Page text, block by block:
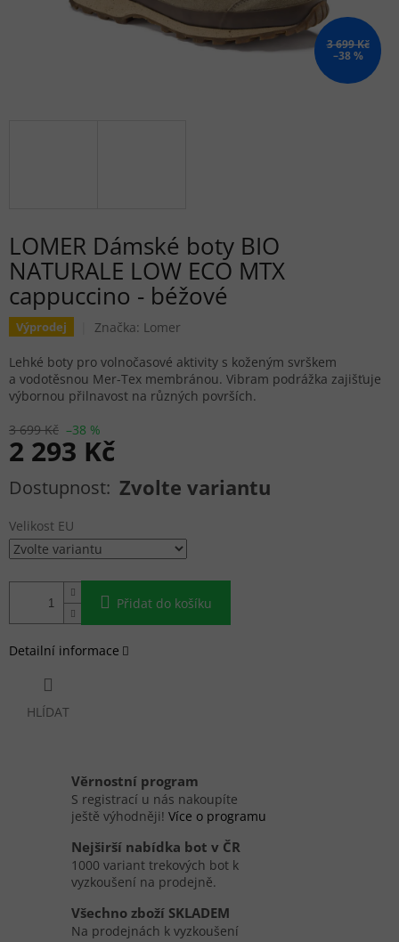
3 699 Kč
–38 %
LOMER Dámské boty BIO
NATURALE LOW ECO MTX
cappuccino - béžové
Výprodej Značka: Lomer
3 699 Kč –38 %
2 293 Kč
Měrná cena: Zvolte variantu
Velikost EU
Přidat do košíku
Lehké boty pro volnočasové aktivity s koženým svrškem
a vodotěsnou Mer-Tex membránou. Vibram podrážka zajišťuje
výbornou přilnavost na různých površích.
Detailní informace
HLÍDAT
Věrnostní program
S registrací u nás nakoupíte
ještě výhodněji! Více o programu
Nejširší nabídka bot v ČR
1000 variant trekových bot k
vyzkoušení na prodejně.
Všechno zboží SKLADEM
Na prodejnách k vyzkoušení